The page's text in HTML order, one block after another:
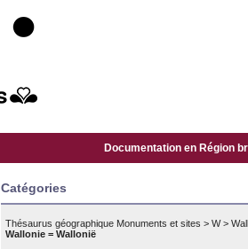
Documentation en Région
Catégories
Thésaurus géographique Monuments et sites > W>
Wallonie = Wallonië